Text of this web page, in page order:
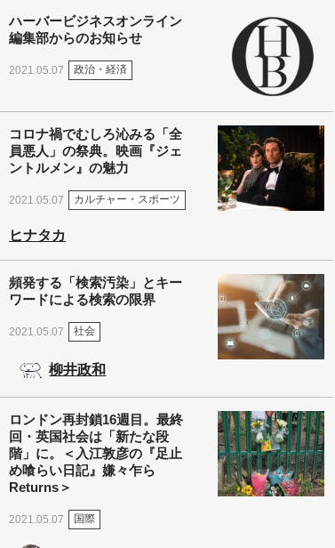
ハーバービジネスオンライン
編集部からのお知らせ
2021.05.07 政治・経済
コロナ禍でむしろ沁みる「全
員悪人」の祭典。映画『ジェ
ントルメン』の魅力
2021.05.07 カルチャー・スポーツ
ヒナタカ
頻発する「検索汚染」とキー
ワードによる検索の限界
2021.05.07 社会
柳井政和
ロンドン再封鎖16週目。最終
回・英国社会は「新たな段
階」に。＜入江敦彦の『足止
め喰らい日記』嫌々乍ら
Returns＞
2021.05.07 国際